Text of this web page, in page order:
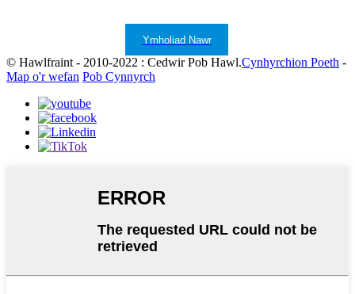
Ymholiad Nawr
© Hawlfraint - 2010-2022 : Cedwir Pob Hawl.Cynhyrchion Poeth -
Map o'r wefan Pob Cynnyrch